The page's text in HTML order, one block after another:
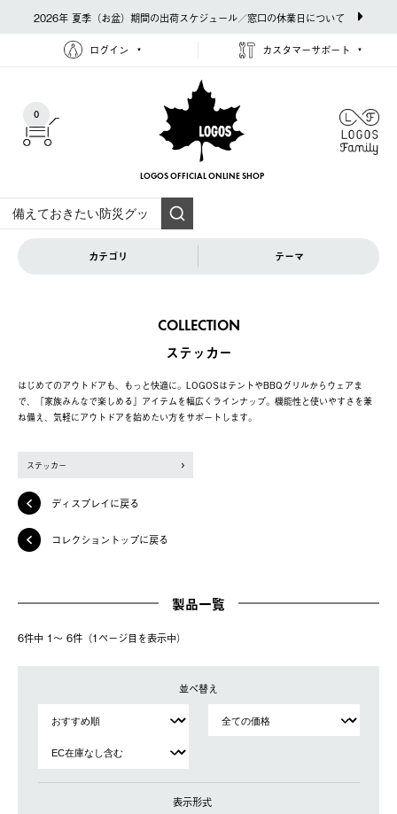
2026年 夏季（お盆）期間の出荷スケジュール／窓口の休業日について
ログイン カスタマーサポート
0
LOGOS OFFICIAL ONLINE SHOP
カテゴリ テーマ
COLLECTION
ステッカー
はじめてのアウトドアも、もっと快適に。LOGOSはテントやBBQグリルからウェアま
で、「家族みんなで楽しめる」アイテムを幅広くラインナップ。機能性と使いやすさを兼
ね備え、気軽にアウトドアを始めたい方をサポートします。
ステッカー
ディスプレイに戻る
コレクショントップに戻る
製品一覧
6件中 1〜 6件（1ページ⽬を表⽰中）
並べ替え
表示形式